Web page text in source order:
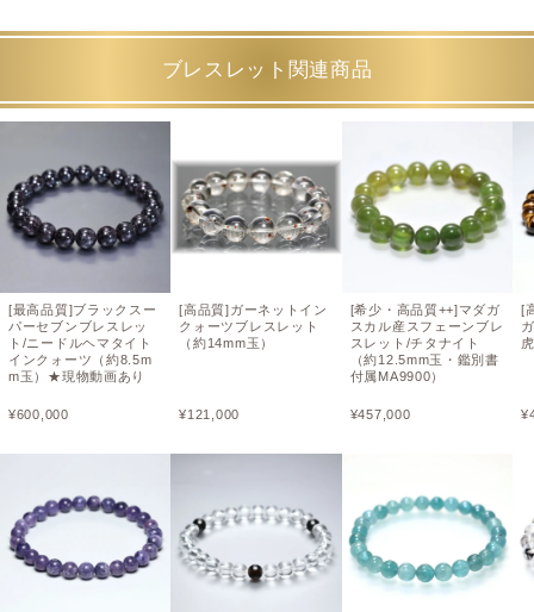
ブレスレット関連商品
[最高品質]ブラックスー
パーセブンブレスレッ
ト/ニードルヘマタイト
インクォーツ（約8.5m
m玉）★現物動画あり
¥600,000
[高品質]ガーネットイン
クォーツブレスレット
（約14mm玉）
¥121,000
[希少・高品質++]マダガ
スカル産スフェーンブレ
スレット/チタナイト
（約12.5mm玉・鑑別書
付属MA9900）
¥457,000
[
¥